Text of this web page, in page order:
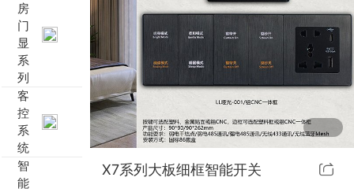
轻典系列智能开关
怡典系列智能开关
智典系列智能开关
靓典系列智能开关
标准带房号门显
非标定制门显
客控系统方案1
客控系统方案2
客控系统方案3
客控系统方案4
智能家居系列
电动窗帘
无线开关插座
特色产品
壁龛式插卡取电
爱游戏体育官方网站（中国）股份有限公司
房
门
显
系
列
客
控
系
统
智
能
X7系列大板细框智能开关